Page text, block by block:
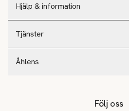
Hjälp & information
Tjänster
Åhlens
Följ oss